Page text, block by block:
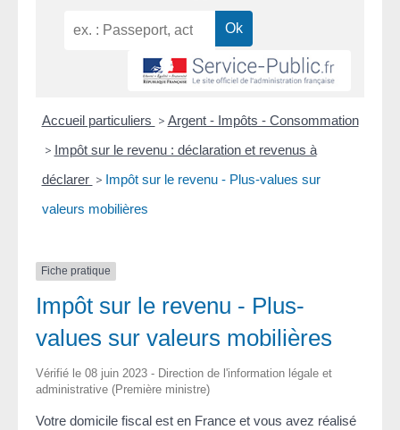
Accueil particuliers > Argent - Impôts - Consommation
> Impôt sur le revenu : déclaration et revenus à
déclarer > Impôt sur le revenu - Plus-values sur
valeurs mobilières
Fiche pratique
Impôt sur le revenu - Plus-
values sur valeurs mobilières
Vérifié le 08 juin 2023 - Direction de l'information légale et
administrative (Première ministre)
Votre domicile fiscal est en France et vous avez réalisé